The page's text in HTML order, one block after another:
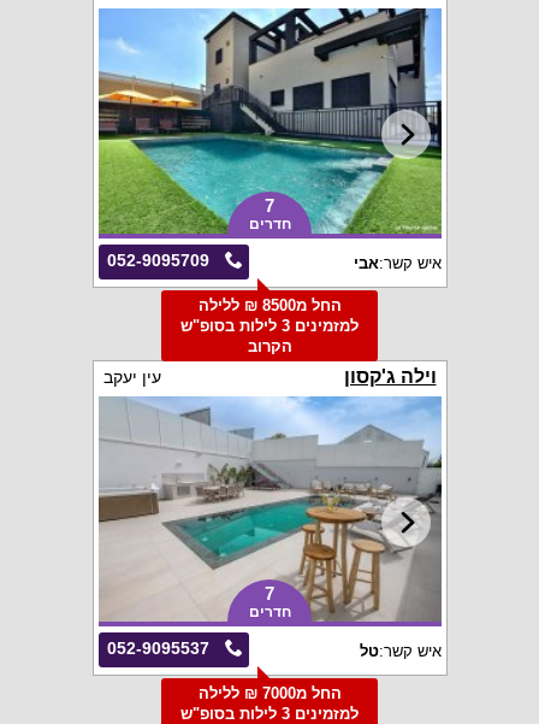
7
חדרים
052-9095709 איש קשר:אבי
החל מ8500 ₪ ללילה
למזמינים 3 לילות בסופ"ש
הקרוב
וילה ג'קסון עין יעקב
7
חדרים
052-9095537 איש קשר:טל
החל מ7000 ₪ ללילה
למזמינים 3 לילות בסופ"ש